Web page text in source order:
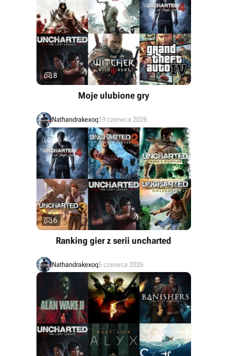
8
Moje ulubione gry
Nathandrakexoq19 czerwca 2026
6
Ranking gier z serii uncharted
Nathandrakexoq5 czerwca 2026